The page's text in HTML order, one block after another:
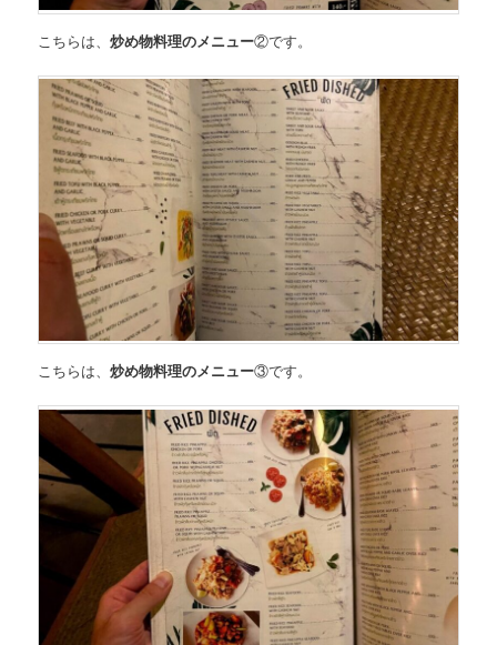
こちらは、炒め物料理のメニュー②です。
こちらは、炒め物料理のメニュー③です。